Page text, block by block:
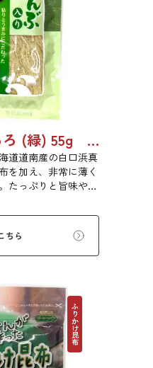
根こんぶ入りとろろ (緑) 55g 単品 5袋セット 20袋セット 3054
道道南産の白口浜真
を加え、非常に薄く
たっぷりと旨味や粘
を存分にご賞味いた
ぜひ一日一度、お好
ちら
ふりかけ昆布